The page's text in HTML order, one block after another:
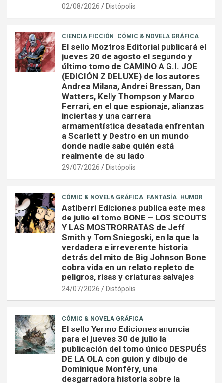
02/08/2026 Distópolis
CIENCIA FICCIÓN CÓMIC & NOVELA GRÁFICA
El sello Moztros Editorial publicará el
jueves 20 de agosto el segundo y
último tomo de CAMINO A G.I. JOE
(EDICIÓN Z DELUXE) de los autores
Andrea Milana, Andrei Bressan, Dan
Watters, Kelly Thompson y Marco
Ferrari, en el que espionaje, alianzas
inciertas y una carrera
armamentística desatada enfrentan
a Scarlett y Destro en un mundo
donde nadie sabe quién está
realmente de su lado
29/07/2026 Distópolis
CÓMIC & NOVELA GRÁFICA FANTASÍA HUMOR
Astiberri Ediciones publica este mes
de julio el tomo BONE – LOS SCOUTS
Y LAS MOSTRORRATAS de Jeff
Smith y Tom Sniegoski, en la que la
verdadera e irreverente historia
detrás del mito de Big Johnson Bone
cobra vida en un relato repleto de
peligros, risas y criaturas salvajes
24/07/2026 Distópolis
CÓMIC & NOVELA GRÁFICA
El sello Yermo Ediciones anuncia
para el jueves 30 de julio la
publicación del tomo único DESPUÉS
DE LA OLA con guion y dibujo de
Dominique Monféry, una
desgarradora historia sobre la